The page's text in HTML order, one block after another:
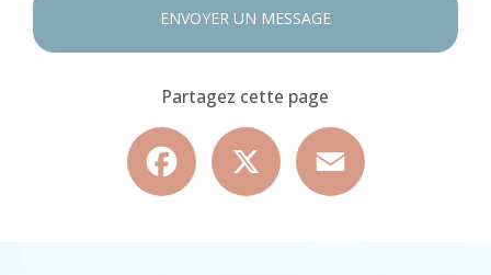
ENVOYER UN MESSAGE
Partagez cette page
Facebook